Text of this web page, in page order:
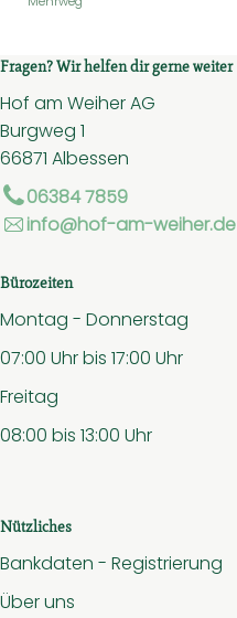
Fragen? Wir helfen dir gerne weiter
Hof am Weiher AG
Burgweg 1
66871 Albessen
06384 7859
info@hof-am-weiher.de
Bürozeiten
Montag - Donnerstag
07:00 Uhr bis 17:00 Uhr
Freitag
08:00 bis 13:00 Uhr
Nützliches
Bankdaten - Registrierung
Über uns